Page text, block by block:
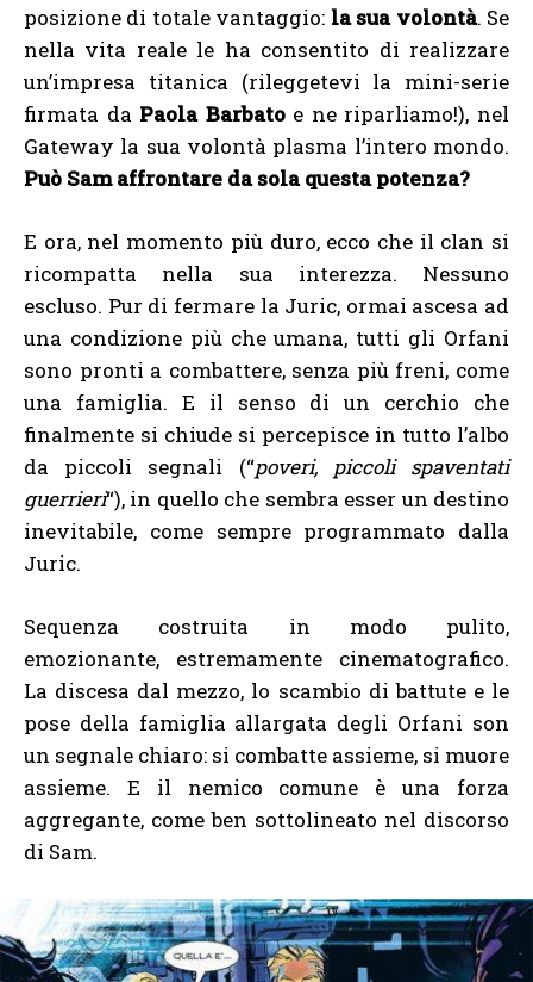
posizione di totale vantaggio: la sua volontà. Se
nella vita reale le ha consentito di realizzare
un’impresa titanica (rileggetevi la mini-serie
firmata da Paola Barbatoe ne riparliamo!), nel
Gateway la sua volontà plasma l’intero mondo.
Può Sam affrontare da sola questa potenza?
E ora, nel momento più duro, ecco che il clan si
ricompatta nella sua interezza. Nessuno
escluso. Pur di fermare la Juric, ormai ascesa ad
una condizione più che umana, tutti gli Orfani
sono pronti a combattere, senza più freni, come
una famiglia. E il senso di un cerchio che
finalmente si chiude si percepisce in tutto l’albo
da piccoli segnali (“poveri, piccoli spaventati
guerrieri“), in quello che sembra esser un destino
inevitabile, come sempre programmato dalla
Juric.
Sequenza costruita in modo pulito,
emozionante, estremamente cinematografico.
La discesa dal mezzo, lo scambio di battute e le
pose della famiglia allargata degli Orfani son
un segnale chiaro: si combatte assieme, si muore
assieme. E il nemico comune è una forza
aggregante, come ben sottolineato nel discorso
di Sam.